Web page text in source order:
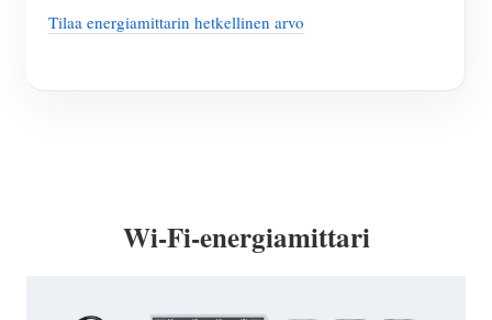
Tilaa energiamittarin hetkellinen arvo
Wi-Fi-energiamittari